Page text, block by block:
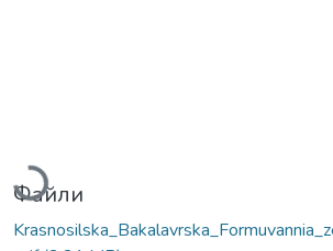
Вантажиться...
Файли